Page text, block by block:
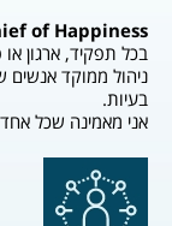
of Happiness
בכל תפקיד, ארגון
ניהול ממוקד אנשים
בעיות.
אני מאמינה שכל אחד